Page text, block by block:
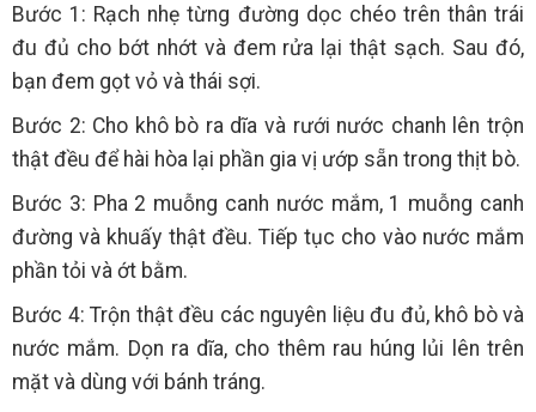
Bước 1: Rạch nhẹ từng đường dọc chéo trên thân trái
đu đủ cho bớt nhớt và đem rửa lại thật sạch. Sau đó,
bạn đem gọt vỏ và thái sợi.
Bước 2: Cho khô bò ra dĩa và rưới nước chanh lên trộn
thật đều để hài hòa lại phần gia vị ướp sẵn trong thịt bò.
Bước 3: Pha 2 muỗng canh nước mắm, 1 muỗng canh
đường và khuấy thật đều. Tiếp tục cho vào nước mắm
phần tỏi và ớt bằm.
Bước 4: Trộn thật đều các nguyên liệu đu đủ, khô bò và
nước mắm. Dọn ra dĩa, cho thêm rau húng lủi lên trên
mặt và dùng với bánh tráng.